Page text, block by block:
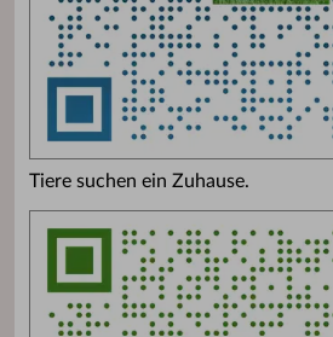
Tiere suchen ein Zuhause.